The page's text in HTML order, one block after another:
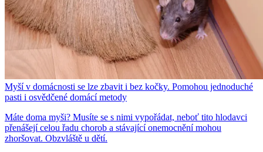
Myší v domácnosti se lze zbavit i bez kočky. Pomohou jednoduché
pasti i osvědčené domácí metody
Máte doma myši? Musíte se s nimi vypořádat, neboť tito hlodavci
přenášejí celou řadu chorob a stávající onemocnění mohou
zhoršovat. Obzvláště u dětí.